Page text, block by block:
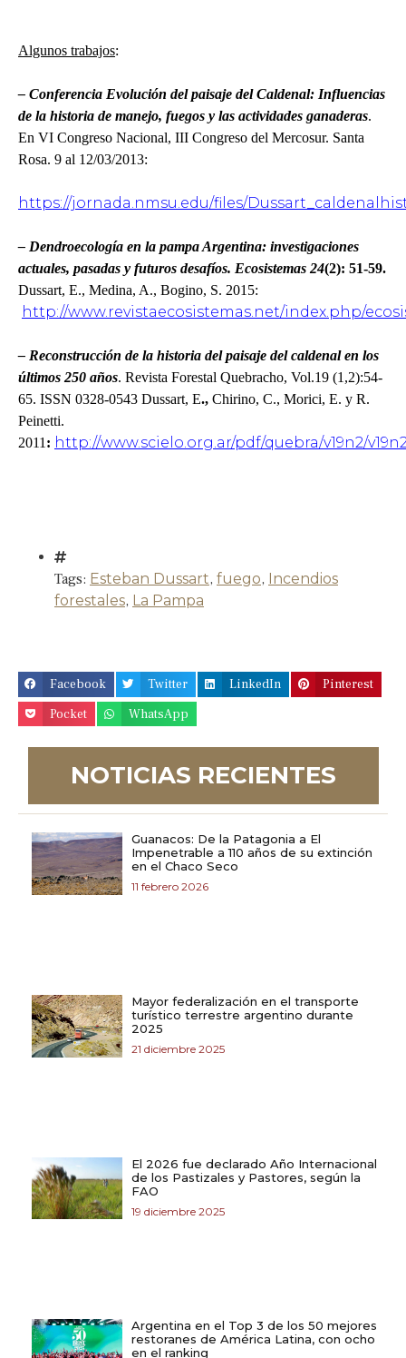
Algunos trabajos:
– Conferencia Evolución del paisaje del Caldenal: Influencias
de la historia de manejo, fuegos y las actividades ganaderas.
En VI Congreso Nacional, III Congreso del Mercosur. Santa
Rosa. 9 al 12/03/2013:
https://jornada.nmsu.edu/files/
– Dendroecología en la pampa Argentina: investigaciones
actuales, pasadas y futuros desafíos. Ecosistemas 24(2): 51-59.
Dussart, E., Medina, A., Bogino, S. 2015:
http://www.revistaecosistemas.net/index.php/
– Reconstrucción de la historia del paisaje del caldenal en los
últimos 250 años. Revista Forestal Quebracho, Vol.19 (1,2):54-
65. ISSN 0328-0543 Dussart, E., Chirino, C., Morici, E. y R.
Peinetti.
2011 : http://www.scielo.org.ar/pdf/quebra/v19n2/
Tags: Esteban Dussart, fuego, Incendios
forestales, La Pampa
Facebook Twitter LinkedIn
Pinterest
Pocket
WhatsApp
NOTICIAS RECIENTES
Guanacos: De la Patagonia a El
Impenetrable a 110 años de su extinción
en el Chaco Seco
11 febrero 2026
Mayor federalización en el transporte
turístico terrestre argentino durante
2025
21 diciembre 2025
El 2026 fue declarado Año Internacional
de los Pastizales y Pastores, según la
FAO
19 diciembre 2025
Argentina en el Top 3 de los 50 mejores
restoranes de América Latina, con ocho
en el ranking